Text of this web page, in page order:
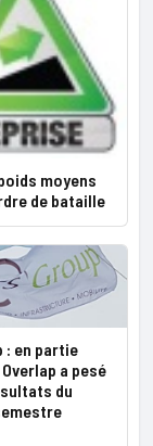
moyens
de bataille
: en partie
a pesé
du